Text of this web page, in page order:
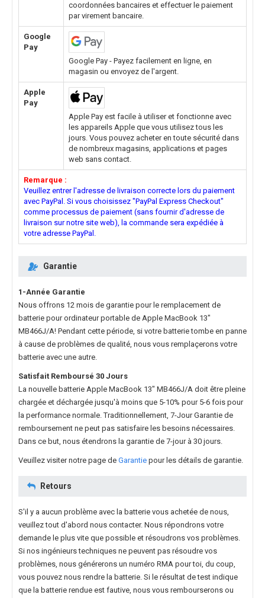
coordonnées bancaires et effectuer le paiement
par virement bancaire.
Google
Pay
Google Pay - Payez facilement en ligne, en
magasin ou envoyez de l'argent.
Apple
Pay
Apple Pay est facile à utiliser et fonctionne avec
les appareils Apple que vous utilisez tous les
jours. Vous pouvez acheter en toute sécurité dans
de nombreux magasins, applications et pages
web sans contact.
Remarque :
Veuillez entrer l'adresse de livraison correcte lors du paiement
avec PayPal. Si vous choisissez "PayPal Express Checkout"
comme processus de paiement (sans fournir d'adresse de
livraison sur notre site web), la commande sera expédiée à
votre adresse PayPal.
Garantie
1-Année Garantie
Nous offrons 12 mois de garantie pour le remplacement de
batterie pour ordinateur portable de Apple MacBook 13"
MB466J/A! Pendant cette période, si votre batterie tombe en panne
à cause de problèmes de qualité, nous vous remplaçerons votre
batterie avec une autre.
Satisfait Remboursé 30 Jours
La nouvelle batterie Apple MacBook 13" MB466J/A doit être pleine
chargée et déchargée jusqu'à moins que 5-10% pour 5-6 fois pour
la performance normale. Traditionnellement, 7-Jour Garantie de
remboursement ne peut pas satisfaire les besoins nécessaires.
Dans ce but, nous étendrons la garantie de 7-jour à 30 jours.
Veuillez visiter notre page de Garantie pour les détails de garantie.
Retours
S'il y a aucun problème avec la batterie vous achetée de nous,
veuillez tout d'abord nous contacter. Nous répondrons votre
demande le plus vite que possible et résoudrons vos problèmes.
Si nos ingénieurs techniques ne peuvent pas résoudre vos
problèmes, nous générerons un numéro RMA pour toi, du coup,
vous pouvez nous rendre la batterie. Si le résultat de test indique
que la batterie rendue est fautive, nous vous rembourserons ou